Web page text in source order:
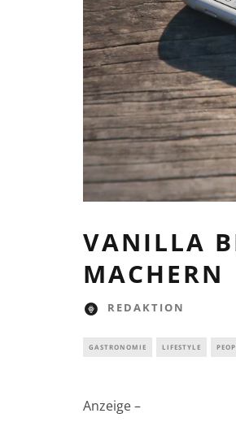
VANILLA
MACHERN
REDAKTION
GASTRONOMIE LIFESTYLE
Anzeige –